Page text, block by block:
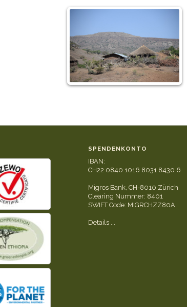
SPENDENKONTO
IBAN:
CH22 0840 1016 8031 8430 6
Migros Bank, CH-8010 Zürich
Clearing Nummer: 8401
SWIFT Code: MIGRCHZZ80A
Details ...